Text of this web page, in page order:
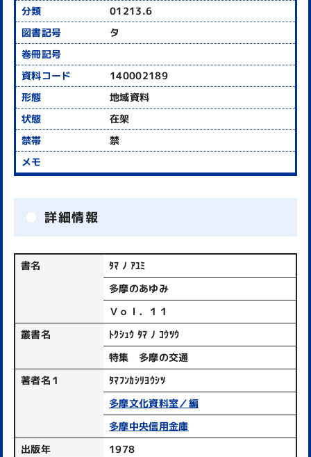
01213.6
タ
140002189
地域資料
在架
禁
詳細情報
書名
ﾀﾏ ﾉ ｱﾕﾐ
多摩のあゆみ
Ｖｏｌ．１１
叢書名
ﾄｸｼｭｳ ﾀﾏ ﾉ ｺｳﾂｳ
特集 多摩の交通
著者名１
ﾀﾏﾌﾝｶｼﾘﾖｳｼﾂ
多摩文化資料室／編
多摩中央信用金庫
出版年
1978